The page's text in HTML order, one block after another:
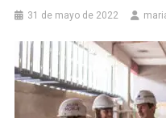
31 de mayo de 2022